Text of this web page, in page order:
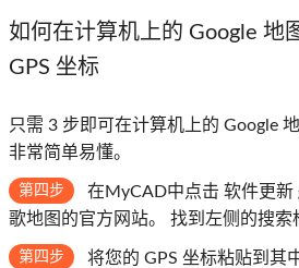
如何在计算机上的 Google 地
GPS 坐标
只需 3 步即可在计算机上的 Google
非常简单易懂。
第四步 在MyCAD中点击 软件更新
歌地图的官方网站。 找到左侧的搜索
第四步 将您的 GPS 坐标粘贴到其